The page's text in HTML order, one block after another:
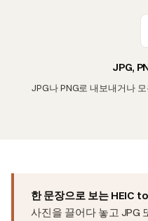
JPG,
JPG나 PNG로 내보내거나
한 문장으로 보는 HEIC
사진을 끌어다 놓고 JPG